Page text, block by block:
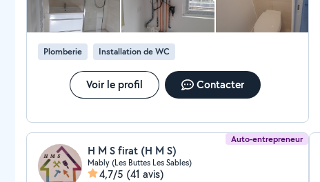
Plomberie Installation de WC
Voir le profil Contacter
Auto-entrepreneur
H M S firat (H M S)
Mably (Les Buttes Les Sables)
4,7/5 (41 avis)